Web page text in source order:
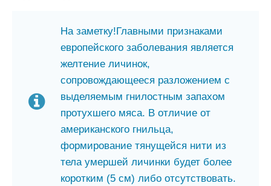
На заметку!Главными признаками
европейского заболевания является
желтение личинок,
сопровождающееся разложением с
выделяемым гнилостным запахом
протухшего мяса. В отличие от
американского гнильца,
формирование тянущейся нити из
тела умершей личинки будет более
коротким (5 см) либо отсутствовать.